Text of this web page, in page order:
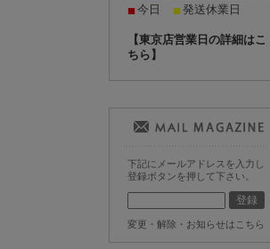
■ 今日 ■ 発送休業日
【東京店営業日の詳細はこ
ちら】
下記にメールアドレスを入力し
登録ボタンを押して下さい。
変更・解除・お知らせはこちら